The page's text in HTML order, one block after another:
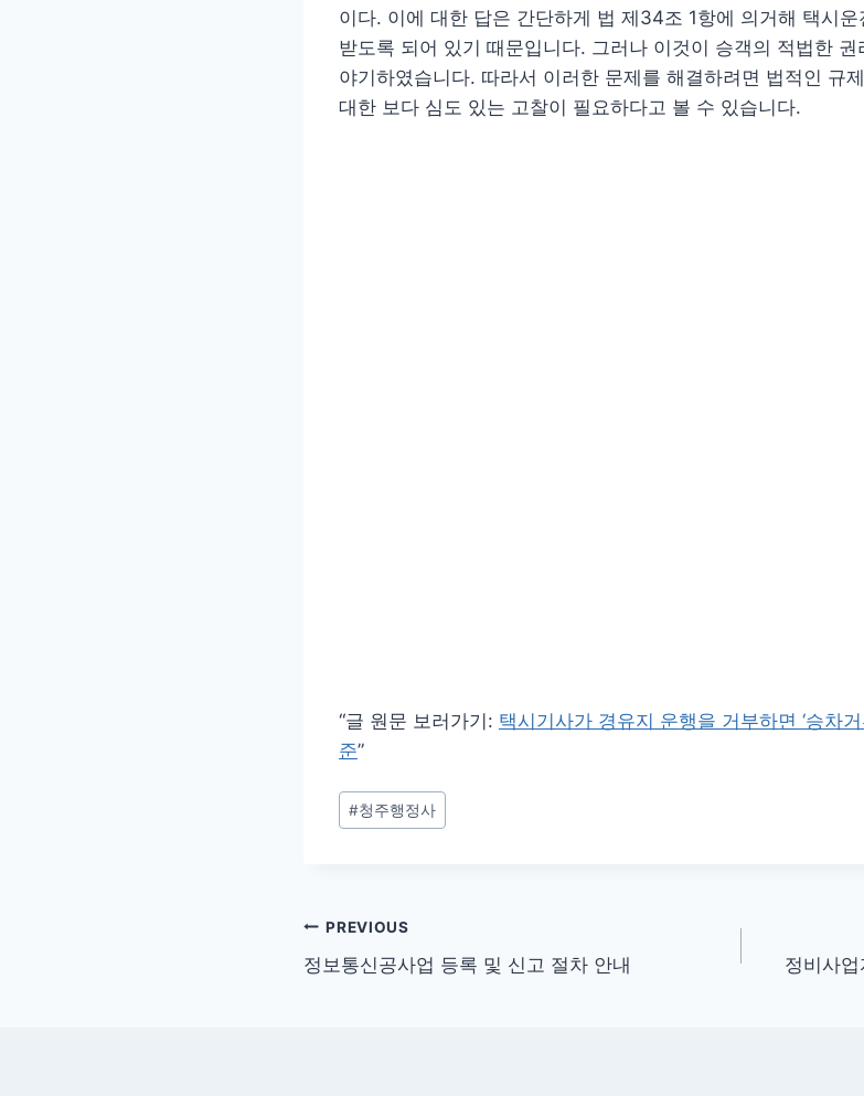
이다. 이에 대한 답은 간단하게 법 제34조 1항에 의거해 택시
받도록 되어 있기 때문입니다. 그러나 이것이 승객의 적법한
야기하였습니다. 따라서 이러한 문제를 해결하려면 법적인 규
대한 보다 심도 있는 고찰이 필요하다고 볼 수 있습니다.
“글 원문 보러가기: 택시기사가 경유지 운행을 거부하면 ‘승차
준”
Post
Tags:
#청주행정사
글
탐
PREVIOUS
정보통신공사업 등록 및 신고 절차 안내 정비사